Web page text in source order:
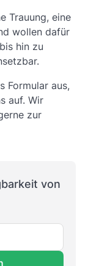
Trauung, eine
wollen dafür
hin zu
Formular aus,
auf. Wir
zur
von